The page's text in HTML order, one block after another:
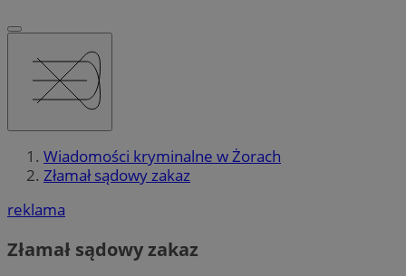
Wiadomości kryminalne w Żorach
Złamał sądowy zakaz
reklama
Złamał sądowy zakaz